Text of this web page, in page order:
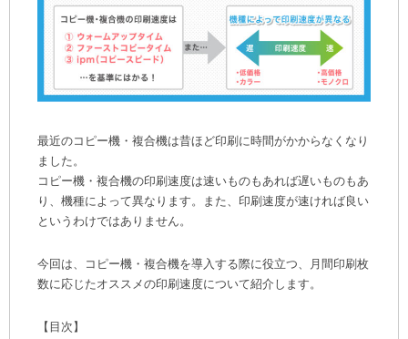
最近のコピー機・複合機は昔ほど印刷に時間がかからなくなり
ました。
コピー機・複合機の印刷速度は速いものもあれば遅いものもあ
り、機種によって異なります。また、印刷速度が速ければ良い
というわけではありません。
今回は、コピー機・複合機を導入する際に役立つ、月間印刷枚
数に応じたオススメの印刷速度について紹介します。
【目次】